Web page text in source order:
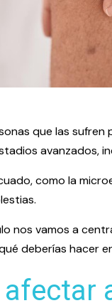
que las sufren
como la
nos vamos a
deberías hacer